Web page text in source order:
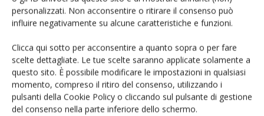
personalizzati. Non acconsentire o ritirare il consenso può
influire negativamente su alcune caratteristiche e funzioni.
Clicca qui sotto per acconsentire a quanto sopra o per fare
scelte dettagliate. Le tue scelte saranno applicate solamente a
questo sito. È possibile modificare le impostazioni in qualsiasi
momento, compreso il ritiro del consenso, utilizzando i
pulsanti della Cookie Policy o cliccando sul pulsante di gestione
del consenso nella parte inferiore dello schermo.
L'Esperto risponde
Cerca adesso